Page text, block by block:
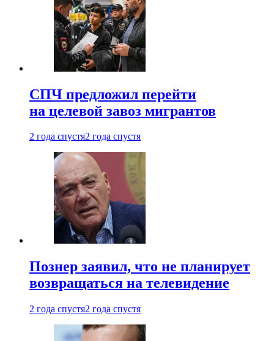
СПЧ предложил перейти
на целевой завоз мигрантов
2 года спустя2 года спустя
Познер заявил, что не планирует
возвращаться на телевидение
2 года спустя2 года спустя